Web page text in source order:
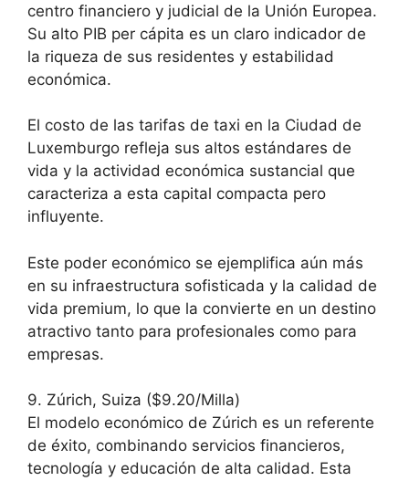
centro financiero y judicial de la Unión Europea.
Su alto PIB per cápita es un claro indicador de
la riqueza de sus residentes y estabilidad
económica.
El costo de las tarifas de taxi en la Ciudad de
Luxemburgo refleja sus altos estándares de
vida y la actividad económica sustancial que
caracteriza a esta capital compacta pero
influyente.
Este poder económico se ejemplifica aún más
en su infraestructura sofisticada y la calidad de
vida premium, lo que la convierte en un destino
atractivo tanto para profesionales como para
empresas.
9. Zúrich, Suiza ($9.20/Milla)
El modelo económico de Zúrich es un referente
de éxito, combinando servicios financieros,
tecnología y educación de alta calidad. Esta